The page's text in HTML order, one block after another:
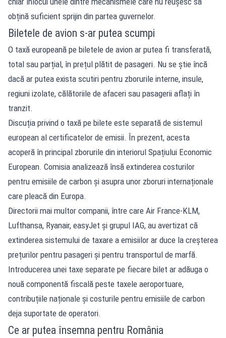
obțină suficient sprijin din partea guvernelor.
Biletele de avion s-ar putea scumpi
O taxă europeană pe biletele de avion ar putea fi transferată,
total sau parțial, în prețul plătit de pasageri. Nu se știe încă
dacă ar putea exista scutiri pentru zborurile interne, insule,
regiuni izolate, călătoriile de afaceri sau pasagerii aflați în
tranzit.
Discuția privind o taxă pe bilete este separată de sistemul
european al certificatelor de emisii. În prezent, acesta
acoperă în principal zborurile din interiorul Spațiului Economic
European. Comisia analizează însă extinderea costurilor
pentru emisiile de carbon și asupra unor zboruri internaționale
care pleacă din Europa.
Directorii mai multor companii, între care Air France-KLM,
Lufthansa, Ryanair, easyJet și grupul IAG, au avertizat că
extinderea sistemului de taxare a emisiilor ar duce la creșterea
prețurilor pentru pasageri și pentru transportul de marfă.
Introducerea unei taxe separate pe fiecare bilet ar adăuga o
nouă componentă fiscală peste taxele aeroportuare,
contribuțiile naționale și costurile pentru emisiile de carbon
deja suportate de operatori.
Ce ar putea însemna pentru România